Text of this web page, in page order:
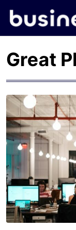
Great